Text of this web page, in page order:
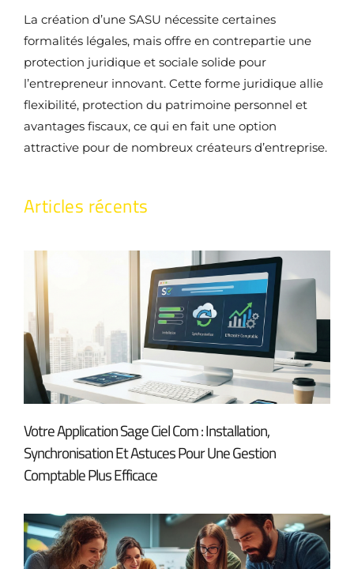
La création d’une SASU nécessite certaines
formalités légales, mais offre en contrepartie une
protection juridique et sociale solide pour
l’entrepreneur innovant. Cette forme juridique allie
flexibilité, protection du patrimoine personnel et
avantages fiscaux, ce qui en fait une option
attractive pour de nombreux créateurs d’entreprise.
Articles récents
Votre Application Sage Ciel Com : Installation,
Synchronisation Et Astuces Pour Une Gestion
Comptable Plus Efficace